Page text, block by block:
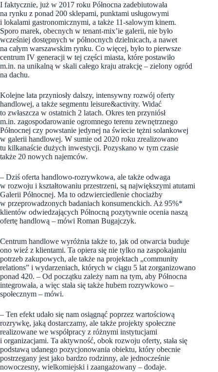
I faktycznie, już w 2017 roku Północna zadebiutowała
na rynku z ponad 200 sklepami, punktami usługowymi
i lokalami gastronomicznymi, a także 11-salowym kinem.
Sporo marek, obecnych w tenant-mix’ie galerii, nie było
wcześniej dostępnych w północnych dzielnicach, a nawet
na całym warszawskim rynku. Co więcej, było to pierwsze
centrum IV generacji w tej części miasta, które postawiło
m.in. na unikalną w skali całego kraju atrakcję – zielony ogród
na dachu.
Kolejne lata przyniosły dalszy, intensywny rozwój oferty
handlowej, a także segmentu leisure&activity. Widać
to zwłaszcza w ostatnich 2 latach. Okres ten przyniósł
m.in. zagospodarowanie ogromnego terenu zewnętrznego
Północnej czy powstanie jedynej na świecie tężni solankowej
w galerii handlowej. W sumie od 2020 roku zrealizowano
tu kilkanaście dużych inwestycji. Pozyskano w tym czasie
także 20 nowych najemców.
– Dziś oferta handlowo-rozrywkowa, ale także odwaga
w rozwoju i kształtowaniu przestrzeni, są największymi atutami
Galerii Północnej. Ma to odzwierciedlenie chociażby
w przeprowadzonych badaniach konsumenckich. Aż 95%*
klientów odwiedzających Północną pozytywnie ocenia naszą
ofertę handlową – mówi Roman Bugajczyk.
Centrum handlowe wyróżnia także to, jak od otwarcia buduje
ono wieź z klientami. Ta opiera się nie tylko na zaspokajaniu
potrzeb zakupowych, ale także na projektach „community
relations” i wydarzeniach, których w ciągu 5 lat zorganizowano
ponad 420. – Od początku zależy nam na tym, aby Północna
integrowała, a więc stała się także hubem rozrywkowo –
społecznym – mówi.
– Ten efekt udało się nam osiągnąć poprzez wartościową
rozrywkę, jaką dostarczamy, ale także projekty społeczne
realizowane we współpracy z różnymi instytucjami
i organizacjami. Ta aktywność, obok rozwoju oferty, stała się
podstawą udanego pozycjonowania obiektu, który obecnie
postrzegany jest jako bardzo rodzinny, ale jednocześnie
nowoczesny, wielkomiejski i zaangażowany – dodaje.